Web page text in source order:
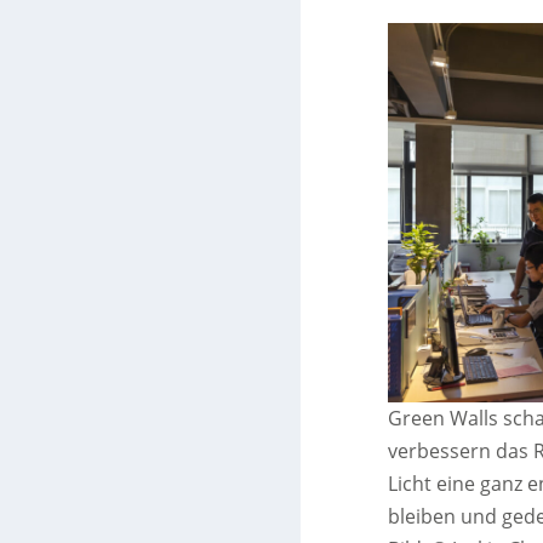
Green Walls
verbessern das
Licht eine ganz
bleiben und